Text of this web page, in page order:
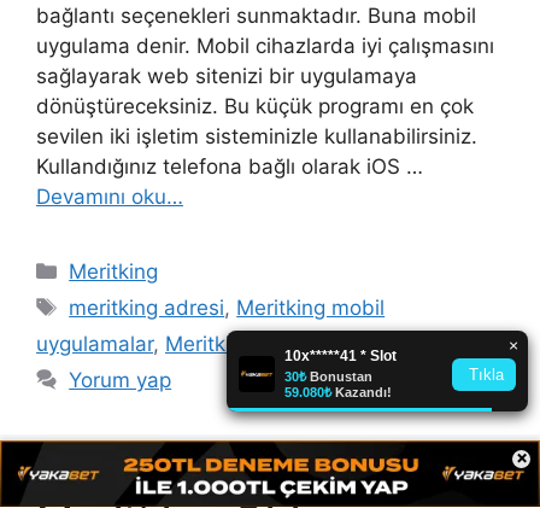
×
bağlantı seçenekleri sunmaktadır. Buna mobil
uygulama denir. Mobil cihazlarda iyi çalışmasını
sağlayarak web sitenizi bir uygulamaya
dönüştüreceksiniz. Bu küçük programı en çok
sevilen iki işletim sisteminizle kullanabilirsiniz.
Kullandığınız telefona bağlı olarak iOS …
Devamını oku…
Kategoriler
Meritking
Etiketler
meritking adresi, Meritking mobil
uygulamalar, Meritking üyelik iptali
Yorum yap